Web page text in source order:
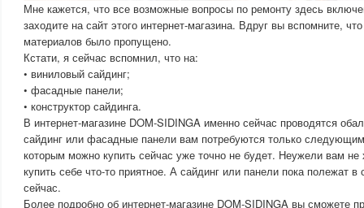
Мне кажется, что все возможные вопросы по ремонту здесь
заходите на сайт этого интернет-магазина. Вдруг вы вспомните,
материалов было пропущено.
Кстати, я сейчас вспомнил, что на:
• виниловый сайдинг;
• фасадные панели;
• конструктор сайдинга.
В интернет-магазине DOM-SIDINGA именно сейчас проводятся
сайдинг или фасадные панели вам потребуются только
которым можно купить сейчас уже точно не будет. Неужели вам не
купить себе что-то приятное. А сайдинг или панели пока полежат в
сейчас.
Более подробно об интернет-магазине DOM-SIDINGA вы сможете